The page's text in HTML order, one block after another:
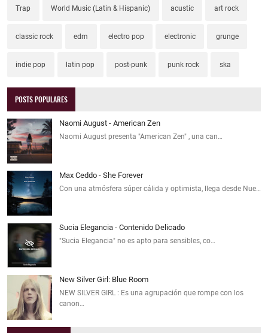
Trap World Music (Latin & Hispanic) acustic art rock
classic rock edm electro pop electronic grunge
indie pop latin pop post-punk punk rock ska
POSTS POPULARES
Naomi August - American Zen
Naomi August presenta "American Zen" , una can…
Max Ceddo - She Forever
Con una atmósfera súper cálida y optimista, llega desde Nue…
Sucia Elegancia - Contenido Delicado
"Sucia Elegancia" no es apto para sensibles, co…
New Silver Girl: Blue Room
NEW SILVER GIRL : Es una agrupación que rompe con los
canon…